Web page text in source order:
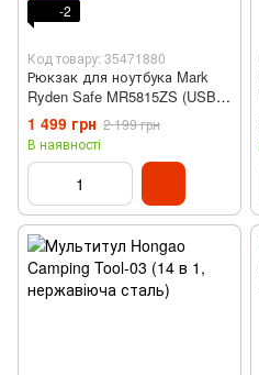
-2
Код товару: 35471880
Рюкзак для ноутбука Mark
Ryden Safe MR5815ZS (USB,
15 л)
1 499 грн 2 199 грн
В наявності